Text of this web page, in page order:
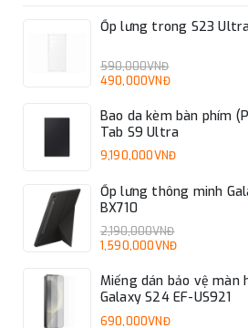
Ốp lưng trong S23 Ultra
590,000VNĐ
490,000VNĐ
Bao da kèm bàn phím
Tab S9 Ultra
9,190,000VNĐ
Ốp lưng thông minh
BX710
2,190,000VNĐ
1,590,000VNĐ
Miếng dán bảo vệ màn
Galaxy S24 EF-US921
690,000VNĐ